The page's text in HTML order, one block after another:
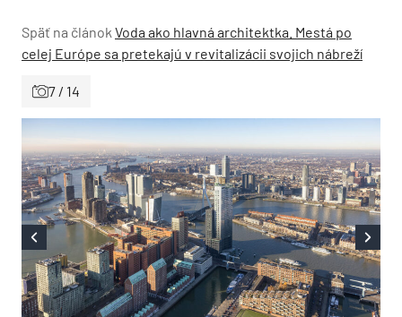
Späť na článok Voda ako hlavná architektka. Mestá po
celej Európe sa pretekajú v revitalizácii svojich nábreží
7 / 14